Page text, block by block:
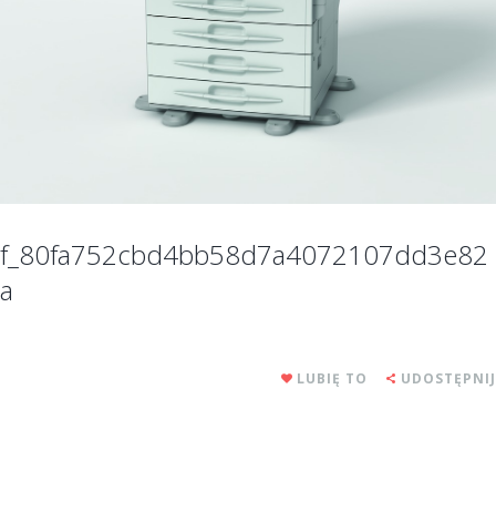
f_80fa752cbd4bb58d7a4072107dd3e82
a
LUBIĘ TO UDOSTĘPNIJ